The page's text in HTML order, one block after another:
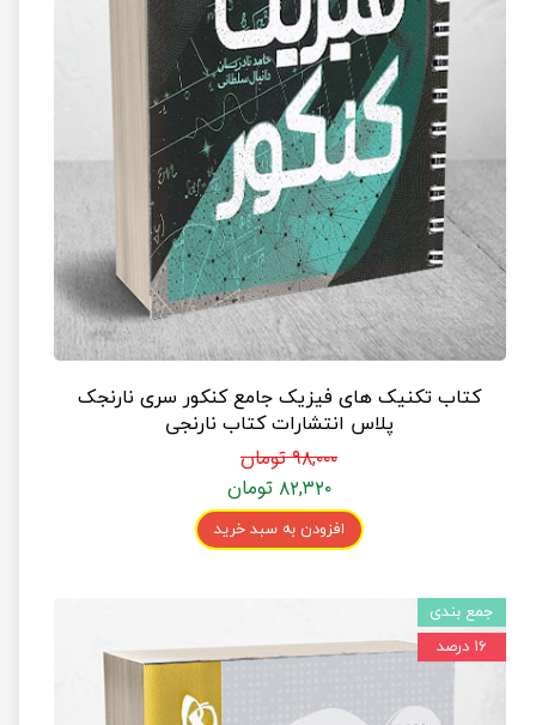
کتاب تکنیک های فیزیک جامع کنکور سری نارنجک
پلاس انتشارات کتاب نارنجی
۹۸,۰۰۰ تومان
۸۲,۳۲۰ تومان
افزودن به سبد خرید
جمع بندی
۱۶ درصد